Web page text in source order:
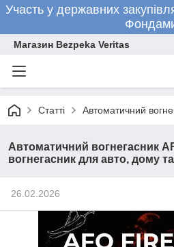
Участь у державних
Магазин Bezpeka Veritas
Статті Автоматичний
Автоматичний вогнегасник
вогнегасник для авто, дому
26.02.2026